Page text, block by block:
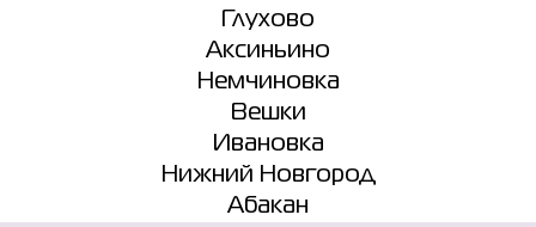
Глухово
Аксиньино
Немчиновка
Вешки
Ивановка
Нижний Новгород
Абакан